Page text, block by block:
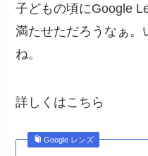
子どもの頃にGoogle
満たせただろうなぁ。
ね。
詳しくはこちら
Google レンズ